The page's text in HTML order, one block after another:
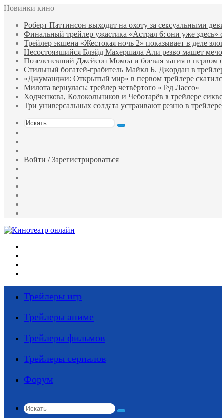
Новинки кино
Роберт Паттинсон выходит на охоту за сексуальными
Финальный трейлер ужастика «Астрал 6: они уже
Трейлер экшена «Жестокая ночь 2» показывает в деле
Несостоявшийся Блэйд Махершала Али резво машет
Позеленевший Джейсон Момоа и боевая магия в первом
Стильный богатей-грабитель Майкл Б. Джордан в
«Джуманджи: Открытый мир» в первом трейлере
Милота вернулась: трейлер четвёртого «Тед Лассо»
Ходченкова, Колокольников и Чеботарёв в трейлере
Три универсальных солдата устраивают резню в
Искать
фильм
Войти / Зарегистрироваться
Трейлеры игр
Трейлеры аниме
Трейлеры фильмов
Трейлеры сериалов
Форум
Искать